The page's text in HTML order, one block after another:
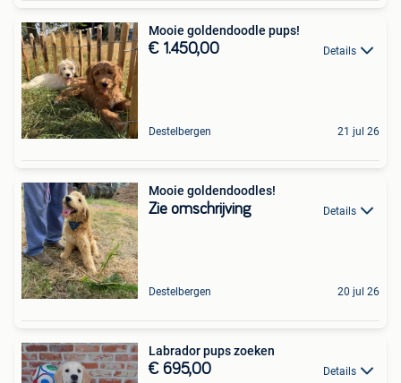
Mooie goldendoodle pups!
€ 1.450,00 Details
Destelbergen 21 jul 26
Mooie goldendoodles!
Zie omschrijving Details
Destelbergen 20 jul 26
Labrador pups zoeken
€ 695,00 Details